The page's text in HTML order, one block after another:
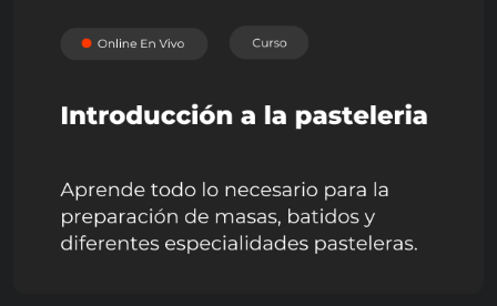
Introducción a la
Pastelería/Repostería